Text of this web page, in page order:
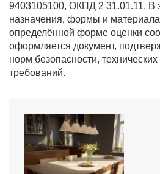
9403105100, ОКПД 2 31.01.11. В
назначения, формы и
определённой форме оценки
оформляется документ,
норм безопасности,
требований.